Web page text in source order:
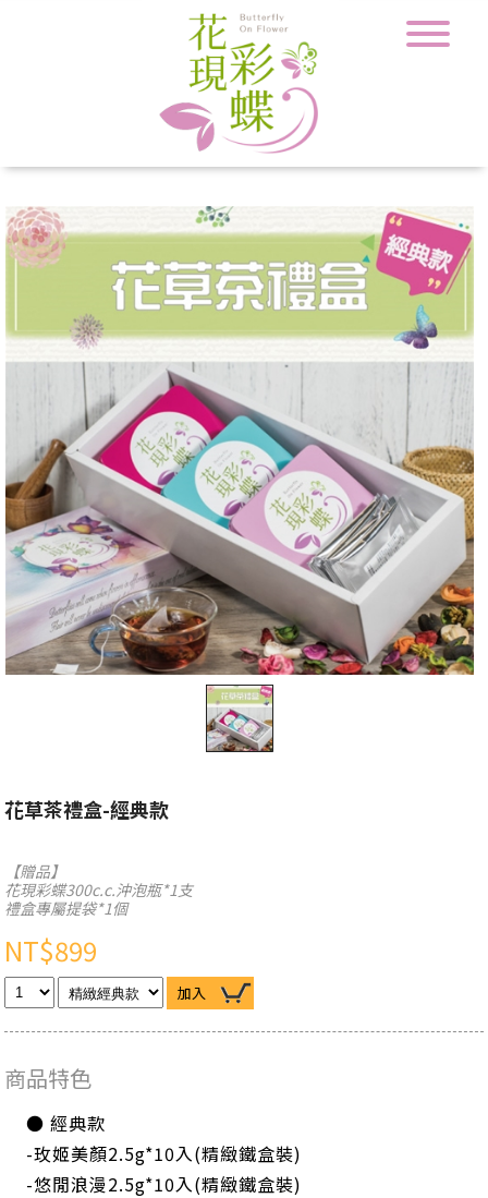
花草茶禮盒-經典款
【贈品】
花現彩蝶300c.c.沖泡瓶*1支
禮盒專屬提袋*1個
NT$899
加入
商品特色
● 經典款
-玫姬美顏2.5g*10入(精緻鐵盒裝)
-悠閒浪漫2.5g*10入(精緻鐵盒裝)